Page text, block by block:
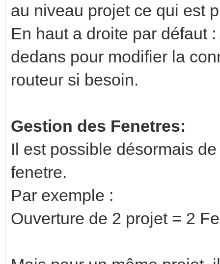
au niveau projet ce qui est
En haut a droite par défaut
dedans pour modifier la
routeur si besoin.
Gestion des Fenetres:
Il est possible désormais
fenetre.
Par exemple :
Ouverture de 2 projet = 2